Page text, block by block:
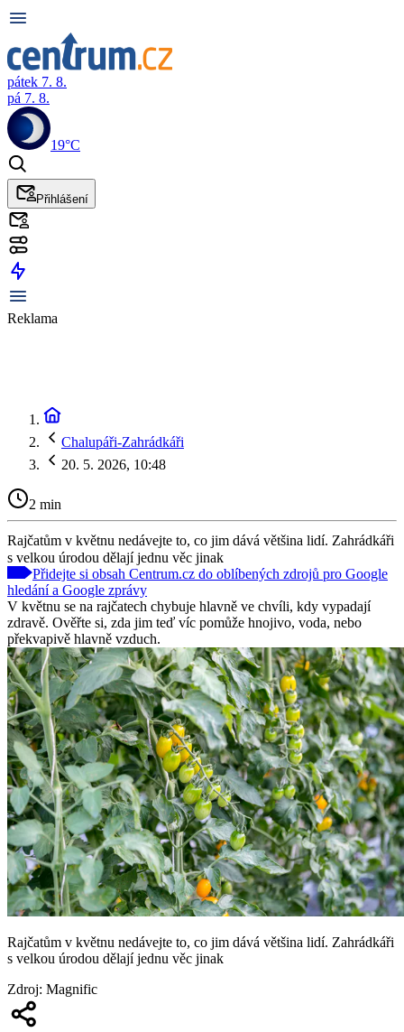
pátek 7. 8.
pá 7. 8.
19°C
Přihlášení
Reklama
Chalupáři-Zahrádkáři
20. 5. 2026, 10:48
2 min
Rajčatům v květnu nedávejte to, co jim dává většina lidí. Zahrádkáři
s velkou úrodou dělají jednu věc jinak
Přidejte si obsah Centrum.cz do oblíbených zdrojů pro Google
hledání a Google zprávy
V květnu se na rajčatech chybuje hlavně ve chvíli, kdy vypadají
zdravě. Ověřte si, zda jim teď víc pomůže hnojivo, voda, nebo
překvapivě hlavně vzduch.
Rajčatům v květnu nedávejte to, co jim dává většina lidí. Zahrádkáři
s velkou úrodou dělají jednu věc jinak
Zdroj: Magnific